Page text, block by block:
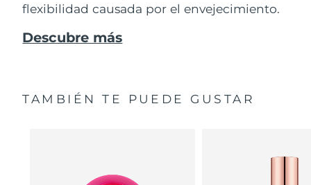
flexibilidad causada por el envejecimiento.
Descubre más
TAMBIÉN TE PUEDE GUSTAR